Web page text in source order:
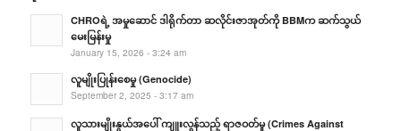
CHROရဲ့ အမှုဆောင် ဒါရိုက်တာ ဆလိုင်းဇာအုတ်ကို BBMက ဆက်သွယ်
မေးမြန်းမှု
January 15, 2026 - 3:24 am
လူမျိုးပြုန်းစေမှု (Genocide)
September 2, 2025 - 3:17 am
လူသားမျိုးနွယ်အပေါ် ကျူးလွန်သည့် ရာဇဝတ်မှု (Crimes Against